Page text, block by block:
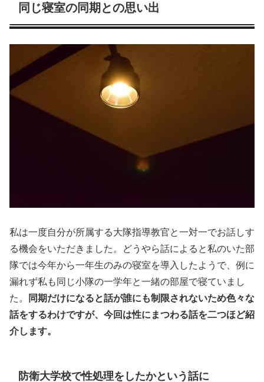
同じ寝室の同期との思い出
私は一度自分が所属する大隊指導教官と一対一でお話しす
る機会をいただきました。どうやら話によると私のいた部
隊では今年から一年生のみの寝室を導入したようで、例に
漏れず私も同じ小隊の一学年と一緒の部屋で寝ていまし
た。
同期だけになると話が誰にも制限されないため色々な
話をするわけですが、今回は性にまつわる話を二つほど紹
介します。
防衛大学校で性処理をしたかという話に